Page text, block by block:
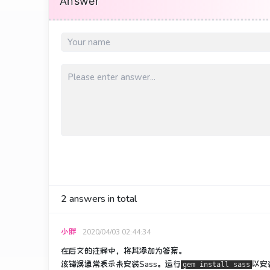
2 answers in total
小胖 2020/04/03 02:44:34
在后文的注释中，将其添加为答案。
该错误通常表示未安装Sass。 运行 gem install sass 以安